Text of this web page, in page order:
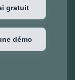
gratuit
démo